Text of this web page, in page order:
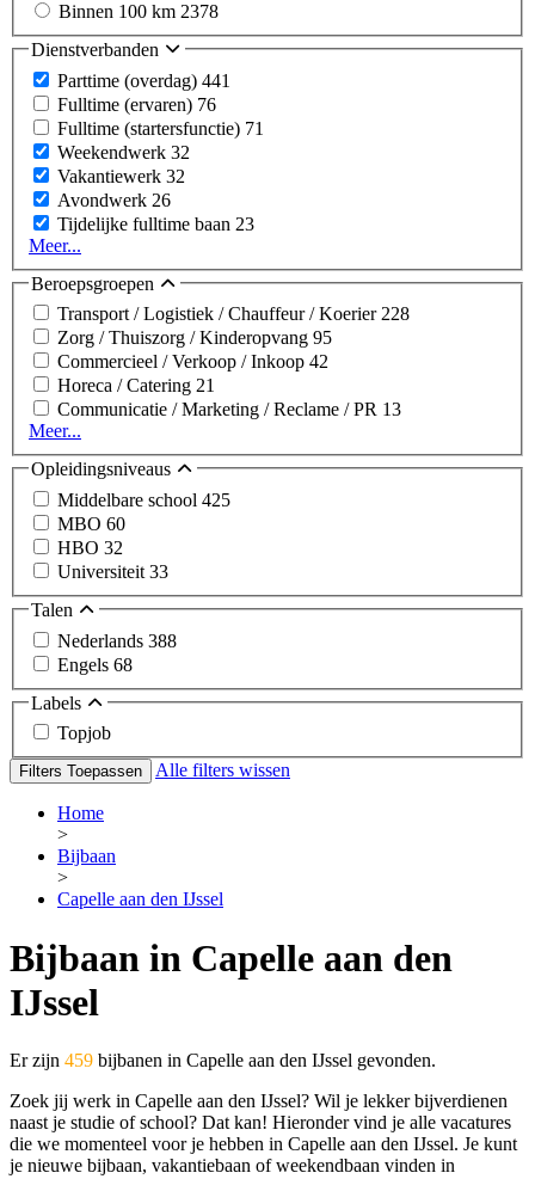
Binnen 100 km 2378
Dienstverbanden
Parttime (overdag) 441
Fulltime (ervaren) 76
Fulltime (startersfunctie) 71
Weekendwerk 32
Vakantiewerk 32
Avondwerk 26
Tijdelijke fulltime baan 23
Meer...
Beroepsgroepen
Transport / Logistiek / Chauffeur / Koerier228
Zorg / Thuiszorg / Kinderopvang 95
Commercieel / Verkoop / Inkoop 42
Horeca / Catering 21
Communicatie / Marketing / Reclame / PR 13
Meer...
Opleidingsniveaus
Middelbare school 425
MBO 60
HBO 32
Universiteit 33
Talen
Nederlands 388
Engels 68
Labels
Topjob
Filters Toepassen Alle filters wissen
Home
>
Bijbaan
>
Capelle aan den IJssel
Bijbaan in Capelle aan den
IJssel
Er zijn 459 bijbanen in Capelle aan den IJssel gevonden.
Zoek jij werk in Capelle aan den IJssel? Wil je lekker bijverdienen
naast je studie of school? Dat kan! Hieronder vind je alle vacatures
die we momenteel voor je hebben in Capelle aan den IJssel. Je kunt
je nieuwe bijbaan, vakantiebaan of weekendbaan vinden in